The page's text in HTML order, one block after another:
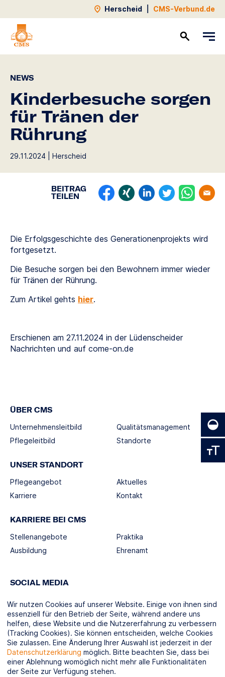
Herscheid CMS-Verbund.de
NEWS
Kinderbesuche sorgen
für Tränen der
Rührung
29.11.2024 | Herscheid
BEITRAG
TEILEN
Die Erfolgsgeschichte des Generationenprojekts wird
fortgesetzt.
Die Besuche sorgen bei den Bewohnern immer wieder
für Tränen der Rührung.
Zum Artikel gehts hier.
Erschienen am 27.11.2024 in der Lüdenscheider
Nachrichten und auf come-on.de
ÜBER CMS
Unternehmensleitbild
Pflegeleitbild
Qualitätsmanagement
Standorte
UNSER STANDORT
Pflegeangebot
Karriere
Aktuelles
Kontakt
KARRIERE BEI CMS
Stellenangebote
Ausbildung
Praktika
Ehrenamt
SOCIAL MEDIA
KOOPERATIONSPARTNER
Wir nutzen Cookies auf unserer Website. Einige von ihnen sind
essenziell für den Betrieb der Seite, während andere uns
helfen, diese Website und die Nutzererfahrung zu verbessern
(Tracking Cookies). Sie können entscheiden, welche Cookies
Sie zulassen. Eine Änderung Ihrer Auswahl ist jederzeit in der
Datenschutzerklärung möglich. Bitte beachten Sie, dass bei
einer Ablehnung womöglich nicht mehr alle Funktionalitäten
der Seite zur Verfügung stehen.